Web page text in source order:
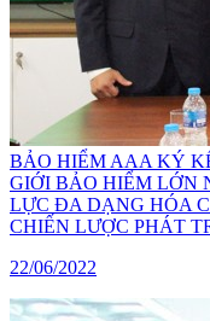
BẢO HIỂM AAA KÝ
GIỚI BẢO HIỂM LỚN
LỰC ĐA DẠNG HÓA
CHIẾN LƯỢC PHÁT
22/06/2022